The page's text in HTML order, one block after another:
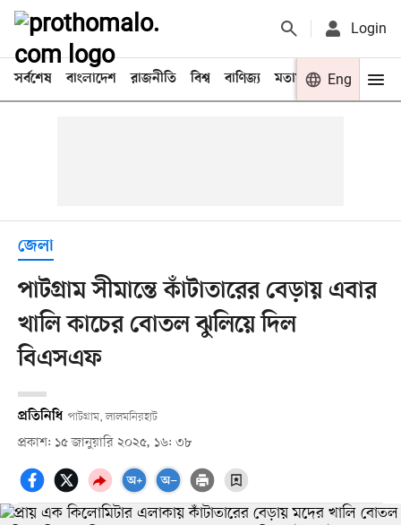
Login
সর্বশেষ বাংলাদেশ রাজনীতি বিশ্ব বাণিজ্য মতামত খেলা
Eng
জেলা
পাটগ্রাম সীমান্তে কাঁটাতারের বেড়ায় এবার
খালি কাচের বোতল ঝুলিয়ে দিল
বিএসএফ
প্রতিনিধি পাটগ্রাম, লালমনিরহাট
প্রকাশ: ১৫ জানুয়ারি ২০২৫, ১৬: ৩৮